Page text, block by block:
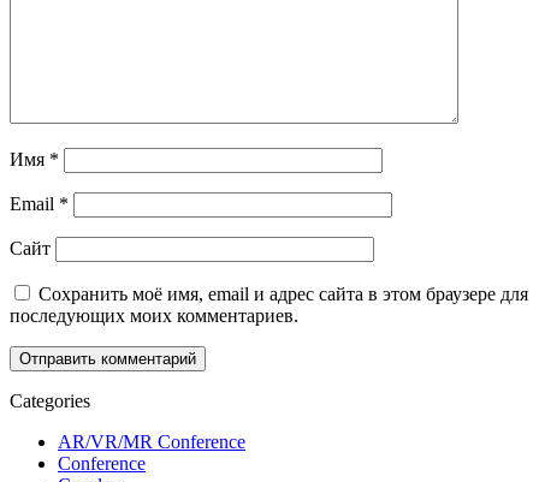
Имя *
Email *
Сайт
Сохранить моё имя, email и адрес сайта в этом браузере для
последующих моих комментариев.
Categories
AR/VR/MR Conference
Conference